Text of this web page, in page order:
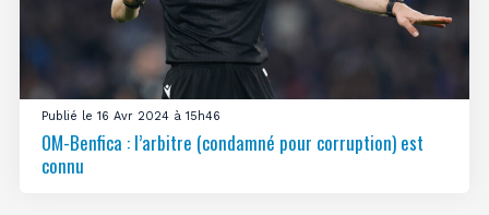
Publié le 16 Avr 2024 à 15h46
OM-Benfica : l’arbitre (condamné pour corruption) est
connu